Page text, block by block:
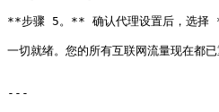
**步骤 5。** 确认代理设置后，选择
一切就绪。您的所有互联网流量现在都已
---